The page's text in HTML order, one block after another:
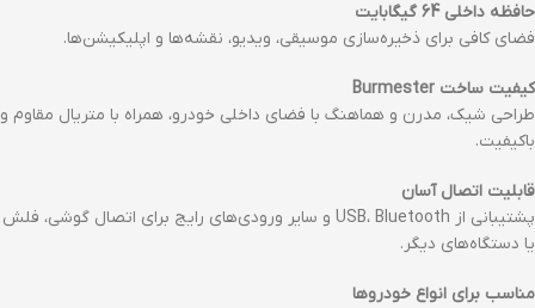
حافظه داخلی 64 گیگابایت
فضای کافی برای ذخیره‌سازی موسیقی، ویدیو، نقشه‌ها و اپلیکیشن‌ها.
کیفیت ساخت Burmester
طراحی شیک، مدرن و هماهنگ با فضای داخلی خودرو، همراه با متریال مقاوم و
باکیفیت.
قابلیت اتصال آسان
پشتیبانی از USB، Bluetooth و سایر ورودی‌های رایج برای اتصال گوشی، فلش
یا دستگاه‌های دیگر.
مناسب برای انواع خودروها